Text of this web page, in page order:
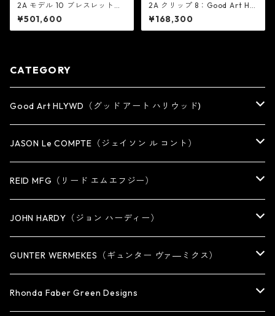
2A モデル 10 ブレスレット：
Good Art HLYWD グッド ア
ート ハリウッド
¥501,600
2A クリップ 8：Good Art HL
YWD グッド アート ハリウッ
ド
¥168,300
CATEGORY
Good Art HLYWD（グッド アート ハリウッド)
RING
EARRING・EAR CUFF
PENDANT
BRACELET
WATCH BAND
JASON Le COMPTE（ジェイソン ル コント）
NECKLACE
BRACELET
KEY CHAIN
REID MFG（リード エムエフジー）
RING
EARRING
PENDANT
JOHN HARDY（ジョン ハーディー）
RING
BRACELET
GUNTER WERMEKES（ギュンター ヴァ―ミクス）
RING
Rhonda Faber Green Designs